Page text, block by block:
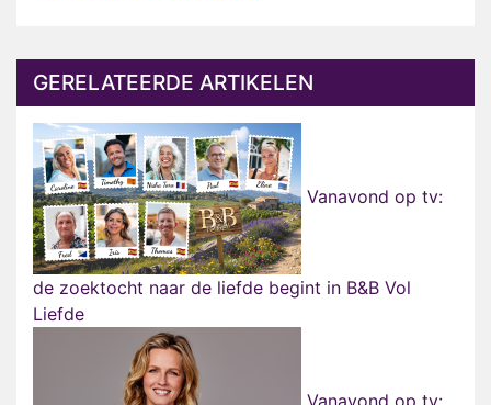
GERELATEERDE ARTIKELEN
Vanavond op tv:
de zoektocht naar de liefde begint in B&B Vol
Liefde